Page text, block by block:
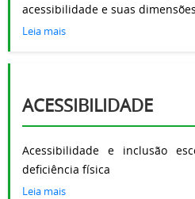
acessibilidade e suas dimensões
Leia mais
ACESSIBILIDADE
Acessibilidade e inclusão
deficiência física
Leia mais